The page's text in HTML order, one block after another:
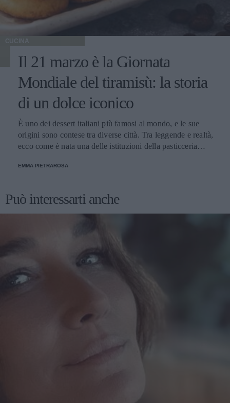
CUCINA
Il 21 marzo è la Giornata
Mondiale del tiramisù: la storia
di un dolce iconico
È uno dei dessert italiani più famosi al mondo, e le sue
origini sono contese tra diverse città. Tra leggende e realtà,
ecco come è nata una delle istituzioni della pasticceria
EMMA PIETRAROSA
Può interessarti anche